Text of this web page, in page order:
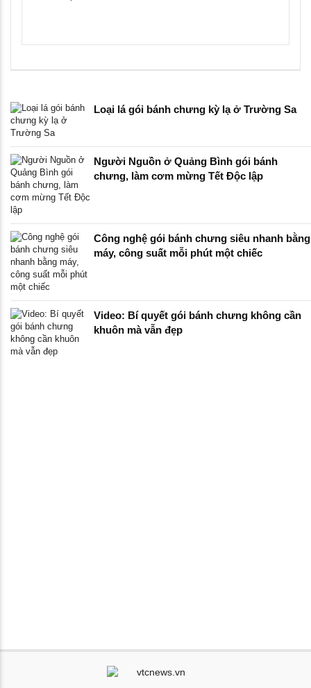
Loại lá gói bánh chưng kỳ lạ ở Trường Sa
Người Nguồn ở Quảng Bình gói bánh
chưng, làm cơm mừng Tết Độc lập
Công nghệ gói bánh chưng siêu nhanh bằng
máy, công suất mỗi phút một chiếc
Video: Bí quyết gói bánh chưng không cần
khuôn mà vẫn đẹp